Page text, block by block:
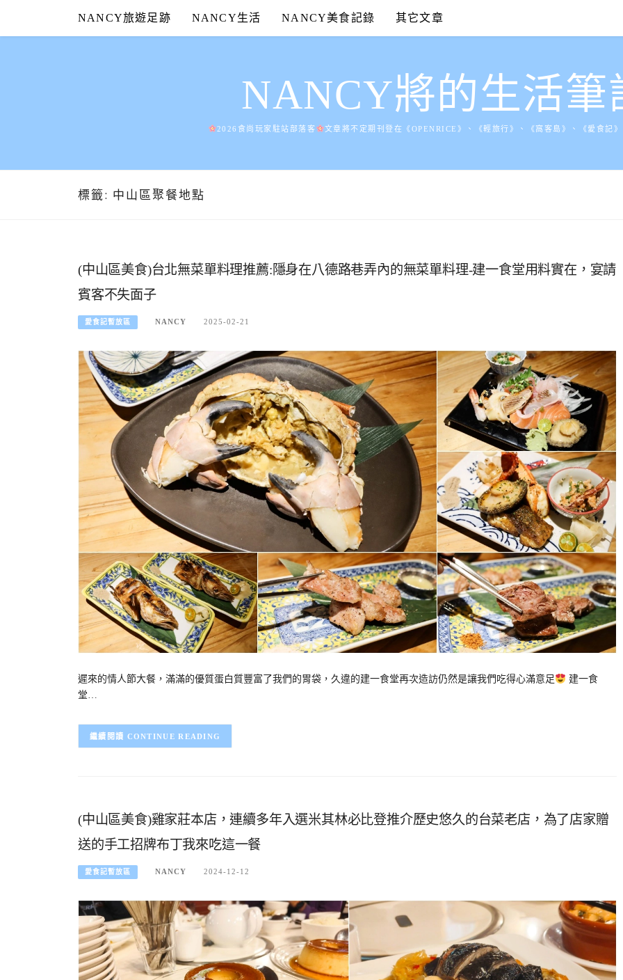
content
NANCY旅遊足跡 NANCY生活 NANCY美食記錄 其它文章
NANCY將的生活筆
2026食尚玩家駐站部落客 文章將不定期刊登在《OPENRICE》、《輕旅行》、《窩客島》、《愛食記
標籤: 中山區聚餐地點
(中山區美食)台北無菜單料理推薦:隱身在八德路巷弄內的無菜單料理-建一食堂用料實在，宴請
賓客不失面子
愛食記暫放區 NANCY 2025-02-21
遲來的情人節大餐，滿滿的優質蛋白質豐富了我們的胃袋，久違的建一食堂再次造訪仍然是讓我們吃得心滿意足
建一食
堂…
CONTINUE READING
(中山區美食)雞家莊本店，連續多年入選米其林必比登推介歷史悠久的台菜老店，為了店家贈
送的手工招牌布丁我來吃這一餐
愛食記暫放區 NANCY 2024-12-12